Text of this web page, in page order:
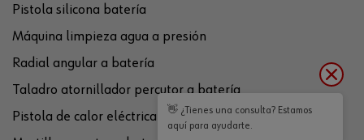
Pistola silicona batería
Máquina limpieza agua a presión
Radial angular a batería
Taladro atornillador percutor a batería
Pistola de calor eléctrica
👋 ¿Tienes una consulta? Estamos
aquí para ayudarte.